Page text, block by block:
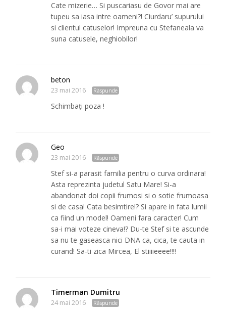
Cate mizerie… Si puscariasu de Govor mai are
tupeu sa iasa intre oameni?! Ciurdaru’ supurului
si clientul catuselor! Impreuna cu Stefaneala va
suna catusele, neghiobilor!
beton
23 mai 2016 Răspunde
Schimbați poza !
Geo
23 mai 2016 Răspunde
Stef si-a parasit familia pentru o curva ordinara!
Asta reprezinta judetul Satu Mare! Si-a
abandonat doi copii frumosi si o sotie frumoasa
si de casa! Cata besimtire!? Si apare in fata lumii
ca fiind un model! Oameni fara caracter! Cum
sa-i mai voteze cineva!? Du-te Stef si te ascunde
sa nu te gaseasca nici DNA ca, cica, te cauta in
curand! Sa-ti zica Mircea, El stiiiieeee!!!!
Timerman Dumitru
24 mai 2016 Răspunde